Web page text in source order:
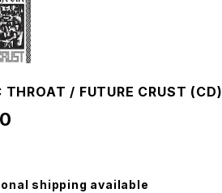
THROAT / FUTURE CRUST (CD)
shipping available